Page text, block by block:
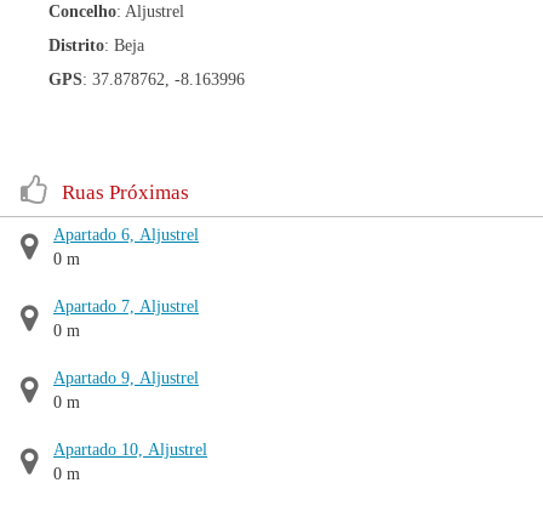
Concelho: Aljustrel
Distrito: Beja
GPS: 37.878762, -8.163996
Ruas Próximas
Apartado 6, Aljustrel
0 m
Apartado 7, Aljustrel
0 m
Apartado 9, Aljustrel
0 m
Apartado 10, Aljustrel
0 m